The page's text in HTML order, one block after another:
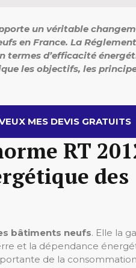
un véritable
en France. La
termes d’efficacité
les objectifs, les
MES DEVIS GRATUITS
RT
des
bâtiments neufs. Elle la
et la dépendance
de la